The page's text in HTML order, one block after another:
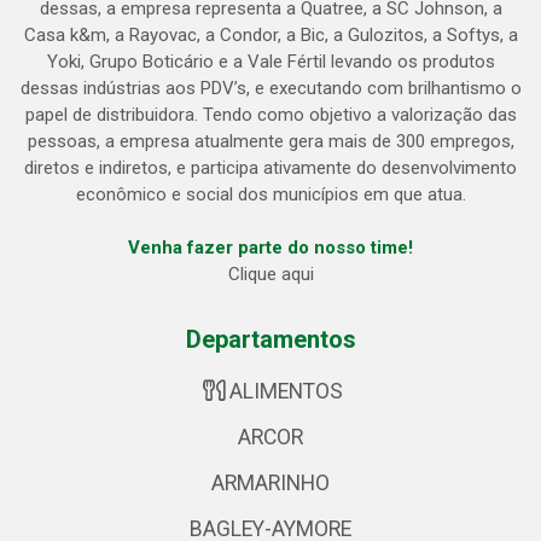
dessas, a empresa representa a Quatree, a SC Johnson, a
Casa k&m, a Rayovac, a Condor, a Bic, a Gulozitos, a Softys, a
Yoki, Grupo Boticário e a Vale Fértil levando os produtos
dessas indústrias aos PDV’s, e executando com brilhantismo o
papel de distribuidora. Tendo como objetivo a valorização das
pessoas, a empresa atualmente gera mais de 300 empregos,
diretos e indiretos, e participa ativamente do desenvolvimento
econômico e social dos municípios em que atua.
Venha fazer parte do nosso time!
Clique aqui
Departamentos
ALIMENTOS
ARCOR
ARMARINHO
BAGLEY-AYMORE